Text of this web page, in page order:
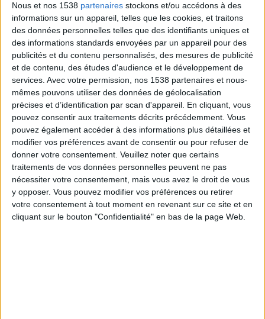
Nous et nos 1538 partenaires stockons et/ou accédons à des
informations sur un appareil, telles que les cookies, et traitons
des données personnelles telles que des identifiants uniques et
des informations standards envoyées par un appareil pour des
publicités et du contenu personnalisés, des mesures de publicité
et de contenu, des études d'audience et le développement de
services. Avec votre permission, nos 1538 partenaires et nous-
mêmes pouvons utiliser des données de géolocalisation
précises et d’identification par scan d'appareil. En cliquant, vous
pouvez consentir aux traitements décrits précédemment. Vous
pouvez également accéder à des informations plus détaillées et
modifier vos préférences avant de consentir ou pour refuser de
donner votre consentement. Veuillez noter que certains
traitements de vos données personnelles peuvent ne pas
nécessiter votre consentement, mais vous avez le droit de vous
y opposer. Vous pouvez modifier vos préférences ou retirer
votre consentement à tout moment en revenant sur ce site et en
cliquant sur le bouton "Confidentialité" en bas de la page Web.
12:00 Prendre de la levure diététique sur ma
salade ?
12:19 Le cottage cheese équivaut-il à tant pour
tant au fromage blanc ?
12:58 Est-ce que les remplacements sucre style
Stévia peuvent être pris sans modération ?
Combien de kilos souhaitez-vous perdre ?
Moins de
5 kilos
De 5 à 10
kilos
Plus de
10 kilos
Webinaires en direct Voir tout